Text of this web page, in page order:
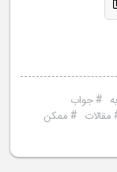
به #جواب
مقالات #ممکن